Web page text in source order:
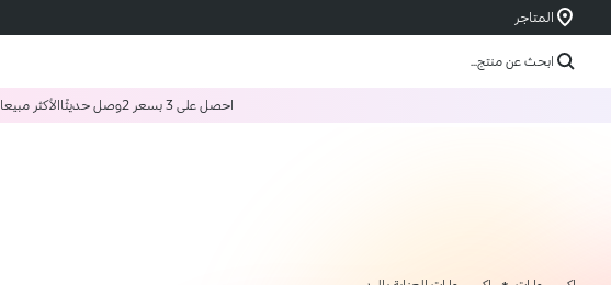
المتاجر
ابحث عن منتج...
احصل على 3 بسعر 2 وصل حديثًاالأكثر مبيعا